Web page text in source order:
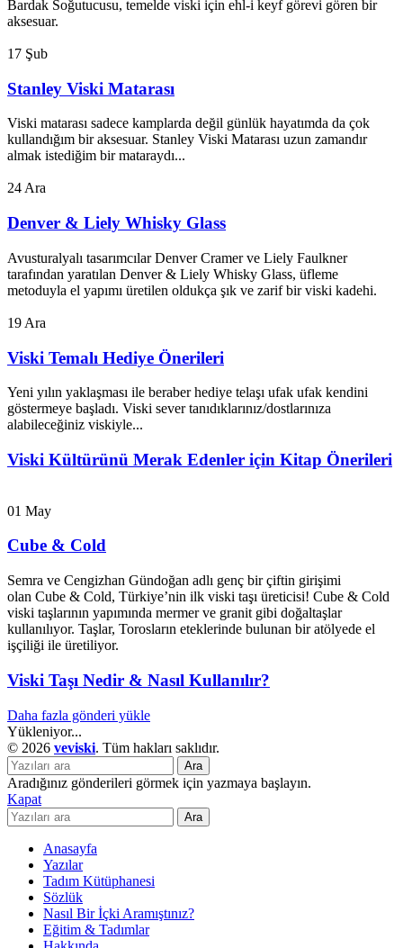
Bardak Soğutucusu, temelde viski için ehl-i keyf görevi gören bir
aksesuar.
17 Şub
Stanley Viski Matarası
Viski matarası sadece kamplarda değil günlük hayatımda da çok
kullandığım bir aksesuar. Stanley Viski Matarası uzun zamandır
almak istediğim bir mataraydı...
24 Ara
Denver & Liely Whisky Glass
Avusturalyalı tasarımcılar Denver Cramer ve Liely Faulkner
tarafından yaratılan Denver & Liely Whisky Glass, üfleme
metoduyla el yapımı üretilen oldukça şık ve zarif bir viski kadehi.
19 Ara
Viski Temalı Hediye Önerileri
Yeni yılın yaklaşması ile beraber hediye telaşı ufak ufak kendini
göstermeye başladı. Viski sever tanıdıklarınız/dostlarınıza
alabileceğiniz viskiyle...
Viski Kültürünü Merak Edenler için Kitap Önerileri
01 May
Cube & Cold
Semra ve Cengizhan Gündoğan adlı genç bir çiftin girişimi
olan Cube & Cold, Türkiye’nin ilk viski taşı üreticisi! Cube & Cold
viski taşlarının yapımında mermer ve granit gibi doğaltaşlar
kullanılıyor. Taşlar, Torosların eteklerinde bulunan bir atölyede el
işçiliği ile üretiliyor.
Viski Taşı Nedir & Nasıl Kullanılır?
Daha fazla gönderi yükle
Yükleniyor...
© 2026 veviski. Tüm hakları saklıdır.
Ara
Aradığınız gönderileri görmek için yazmaya başlayın.
Kapat
Ara
Anasayfa
Yazılar
Tadım Kütüphanesi
Sözlük
Nasıl Bir İçki Aramıştınız?
Eğitim & Tadımlar